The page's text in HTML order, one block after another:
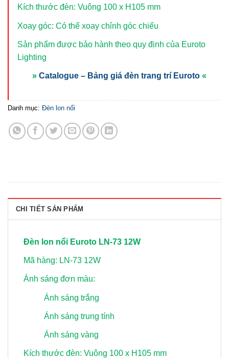
Kích thước đèn: Vuông 100 x H105 mm
Xoay góc: Có thể xoay chỉnh góc chiếu
Sản phẩm được bảo hành theo quy định của Euroto
Lighting
» Catalogue – Bảng giá đèn trang trí Euroto «
Danh mục: Đèn lon nổi
CHI TIẾT SẢN PHẨM
Đèn lon nổi Euroto LN-73 12W
Mã hàng: LN-73 12W
Ánh sáng đơn màu:
Ánh sáng trắng
Ánh sáng trung tính
Ánh sáng vàng
Kích thước đèn: Vuông 100 x H105 mm